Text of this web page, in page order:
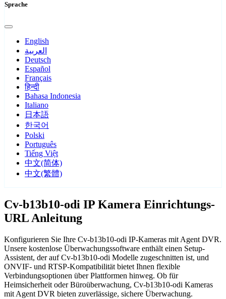
Sprache
English
العربية
Deutsch
Español
Français
हिन्दी
Bahasa Indonesia
Italiano
日本語
한국어
Polski
Português
Tiếng Việt
中文(简体)
中文(繁體)
Cv-b13b10-odi IP Kamera Einrichtungs-
URL Anleitung
Konfigurieren Sie Ihre Cv-b13b10-odi IP-Kameras mit Agent DVR.
Unsere kostenlose Überwachungssoftware enthält einen Setup-
Assistent, der auf Cv-b13b10-odi Modelle zugeschnitten ist, und
ONVIF- und RTSP-Kompatibilität bietet Ihnen flexible
Verbindungsoptionen über Plattformen hinweg. Ob für
Heimsicherheit oder Büroüberwachung, Cv-b13b10-odi Kameras
mit Agent DVR bieten zuverlässige, sichere Überwachung.